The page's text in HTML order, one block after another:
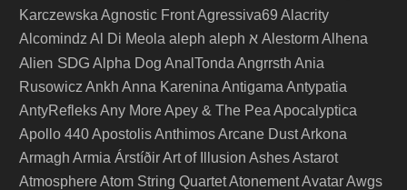
Karczewska Agnostic FrontAgressiva69 Alacrity
Alcomindz Al Di Meola aleph aleph א AlestormAlhena
Alien SDG Alpha Dog AnalTonda Angrrsth Ania
Rusowicz Ankh Anna Karenina Antigama Antypatia
AntyRefleksAny MoreApey & The Pea Apocalyptica
Apollo 440Apostolis AnthimosArcane DustArkona
Armagh Armia ÁrstíðirArt of Illusion AshesAstarot
AtmosphereAtom String QuartetAtonementAvatarAwgs